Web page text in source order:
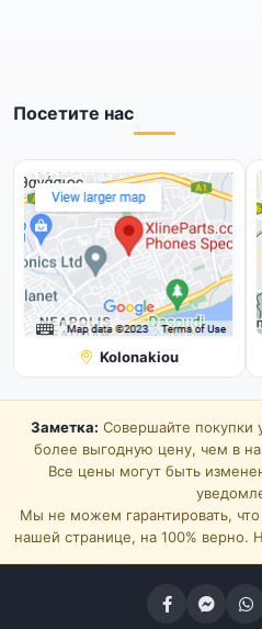
Посетите нас
Kolonakiou
Заметка: Совершайте покупки
более выгодную цену, чем в
Все цены могут быть
Мы не можем гарантировать,
нашей странице, на 100% верно.